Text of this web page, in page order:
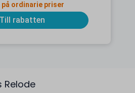
på ordinarie priser
Till rabatten
Relode